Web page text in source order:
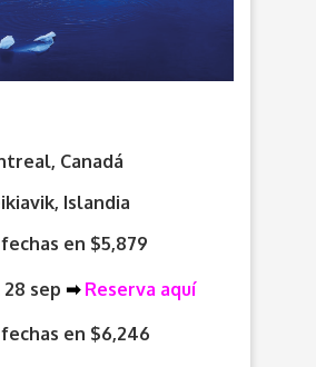
Canadá
Islandia
en $5,879
28 sep ➡ Reserva aquí
en $6,246